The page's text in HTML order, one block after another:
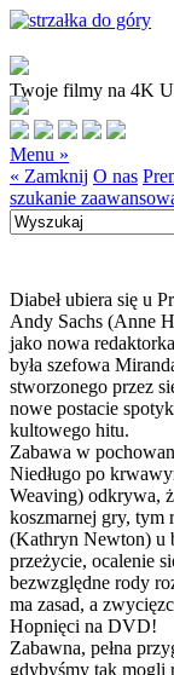
Twoje filmy na 4K
Menu »
« Zamknij O nas
szukanie
Diabeł ubiera się u
Andy Sachs (Anne
jako nowa
była szefowa
stworzonego przez
nowe postacie
kultowego hitu.
Zabawa w
Niedługo po
Weaving) odkrywa,
koszmarnej gry, tym
(Kathryn Newton) u
przeżycie, ocalenie
bezwzględne rody
ma zasad, a
Hopnięci na DVD!
Zabawna, pełna
gdybyśmy tak mogli